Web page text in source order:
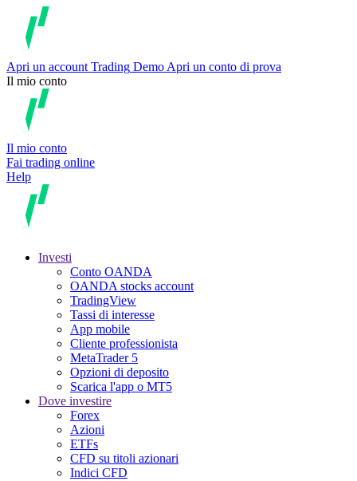
Apri un account Trading Demo Apri un conto di prova
Il mio conto
Il mio conto
Fai trading online
Help
Investi
Conto OANDA
OANDA stocks account
TradingView
Tassi di interesse
App mobile
Cliente professionista
MetaTrader 5
Opzioni di deposito
Scarica l'app o MT5
Dove investire
Forex
Azioni
ETFs
CFD su titoli azionari
Indici CFD